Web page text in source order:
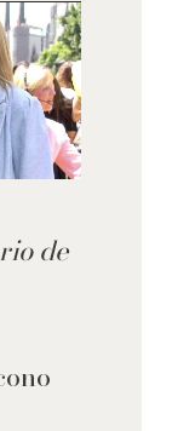
de